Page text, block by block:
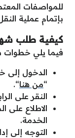
للمواصفات
بإتمام عملية
كيفية طلب
فيما يلي خطوات
الدخول إلى
“من هنا“.
النقر على
الاطلاع على
الخدمة.
التوجه إلى